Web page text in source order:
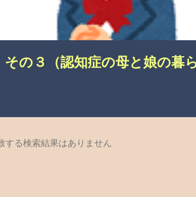
３（認知症の母と娘の暮ら
する検索結果はありません